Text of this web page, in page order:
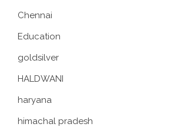
Chennai
Education
goldsilver
HALDWANI
haryana
himachal pradesh